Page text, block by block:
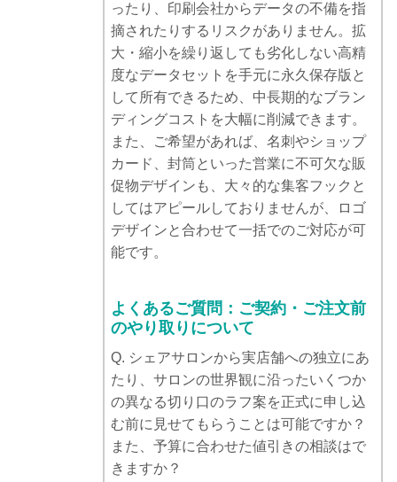
ったり、印刷会社からデータの不備を指
摘されたりするリスクがありません。拡
大・縮小を繰り返しても劣化しない高精
度なデータセットを手元に永久保存版と
して所有できるため、中長期的なブラン
ディングコストを大幅に削減できます。
また、ご希望があれば、名刺やショップ
カード、封筒といった営業に不可欠な販
促物デザインも、大々的な集客フックと
してはアピールしておりませんが、ロゴ
デザインと合わせて一括でのご対応が可
能です。
よくあるご質問：ご契約・ご注文前
のやり取りについて
Q. シェアサロンから実店舗への独立にあ
たり、サロンの世界観に沿ったいくつか
の異なる切り口のラフ案を正式に申し込
む前に見せてもらうことは可能ですか？
また、予算に合わせた値引きの相談はで
きますか？